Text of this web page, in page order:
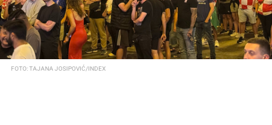
FOTO: TAJANA JOSIPOVIĆ/INDEX